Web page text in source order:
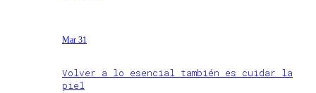
Mar 31
Volver a lo esencial también es cuidar la
piel